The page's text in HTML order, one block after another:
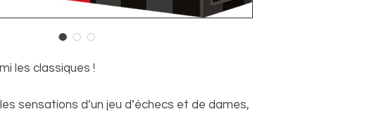
les classiques !
sensations d’un jeu d’échecs et de dames,